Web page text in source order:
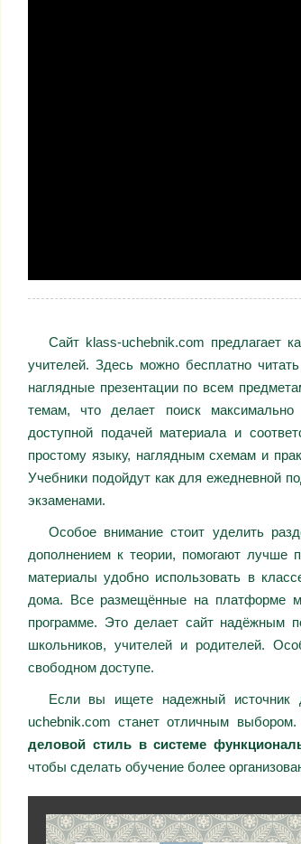
Сайт klass-uchebnik.com предлагает
учителей. Здесь можно бесплатно
наглядные презентации по всем
темам, что делает поиск максимально
доступной подачей материала и
простому языку, наглядным схемам и
Учебники подойдут как для ежедневной
экзаменами.
Особое внимание стоит уделить
дополнением к теории, помогают лучше
материалы удобно использовать в
дома. Все размещённые на платформе
программе. Это делает сайт надёжным
школьников, учителей и родителей.
свободном доступе.
Если вы ищете надежный источник
uchebnik.com станет отличным
деловой стиль в системе
чтобы сделать обучение более